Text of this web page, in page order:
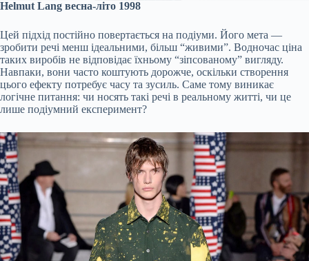
Helmut Lang весна-літо 1998
Цей підхід постійно повертається на подіуми. Його мета —
зробити речі менш ідеальними, більш “живими”. Водночас ціна
таких виробів не відповідає їхньому “зіпсованому” вигляду.
Навпаки, вони часто коштують дорожче, оскільки створення
цього ефекту потребує часу та зусиль. Саме тому виникає
логічне питання: чи носять такі речі в реальному житті, чи це
лише подіумний експеримент?